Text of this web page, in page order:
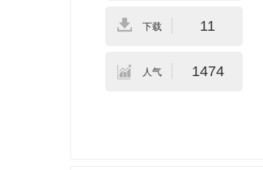
下载 11
人气 1474